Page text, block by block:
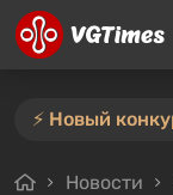
Новости